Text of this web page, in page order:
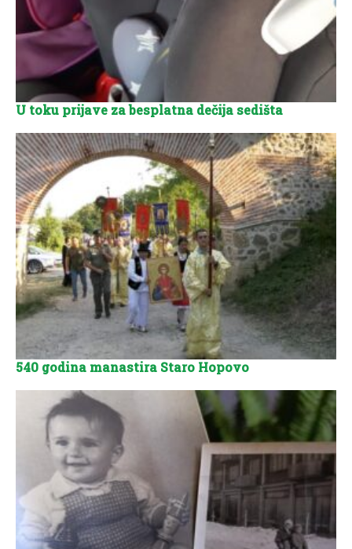
U toku prijave za besplatna dečija sedišta
540 godina manastira Staro Hopovo